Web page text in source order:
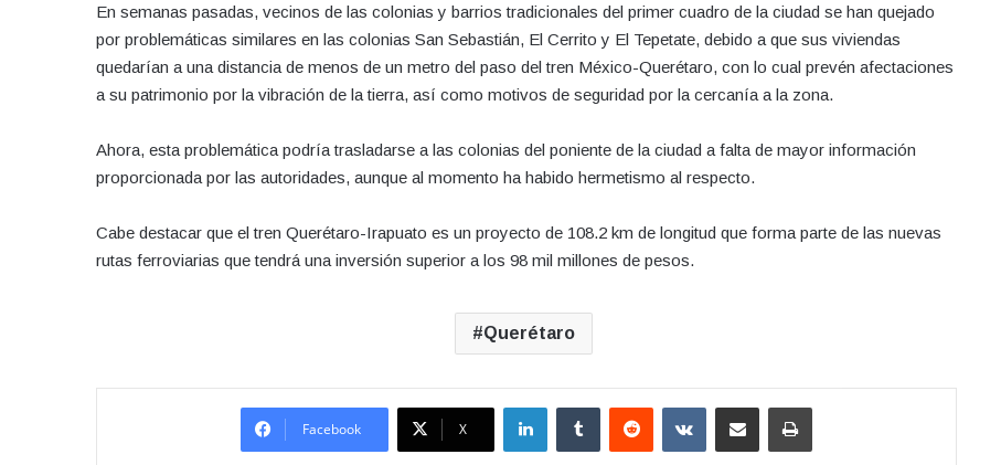
En semanas pasadas, vecinos de las colonias y barrios tradicionales del primer cuadro de la ciudad se han quejado
por problemáticas similares en las colonias San Sebastián, El Cerrito y El Tepetate, debido a que sus viviendas
quedarían a una distancia de menos de un metro del paso del tren México-Querétaro, con lo cual prevén afectaciones
a su patrimonio por la vibración de la tierra, así como motivos de seguridad por la cercanía a la zona.
Ahora, esta problemática podría trasladarse a las colonias del poniente de la ciudad a falta de mayor información
proporcionada por las autoridades, aunque al momento ha habido hermetismo al respecto.
Cabe destacar que el tren Querétaro-Irapuato es un proyecto de 108.2 km de longitud que forma parte de las nuevas
rutas ferroviarias que tendrá una inversión superior a los 98 mil millones de pesos.
Querétaro
Facebook X
LinkedInTumblr Reddit VKontakteCompartir por correo electrónicoImprimir